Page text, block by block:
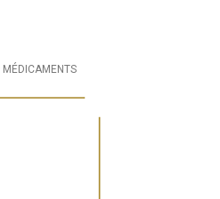
MÉDICAMENTS